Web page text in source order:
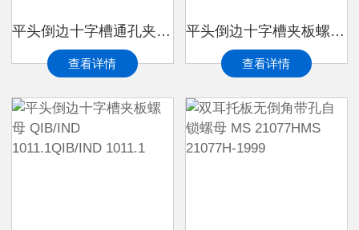
平头倒边十字槽通孔夹板螺母 QIB/IND 1012QIB/IND 1012
查看详情
平头倒边十字槽夹板螺母 QIB/IND 1011.2QIB/IND 1011.2
查看详情